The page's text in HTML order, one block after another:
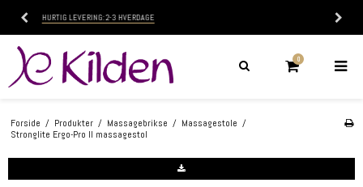
0
Forside / Produkter / Massagebrikse / Massagestole /
Stronglite Ergo-Pro II massagestol